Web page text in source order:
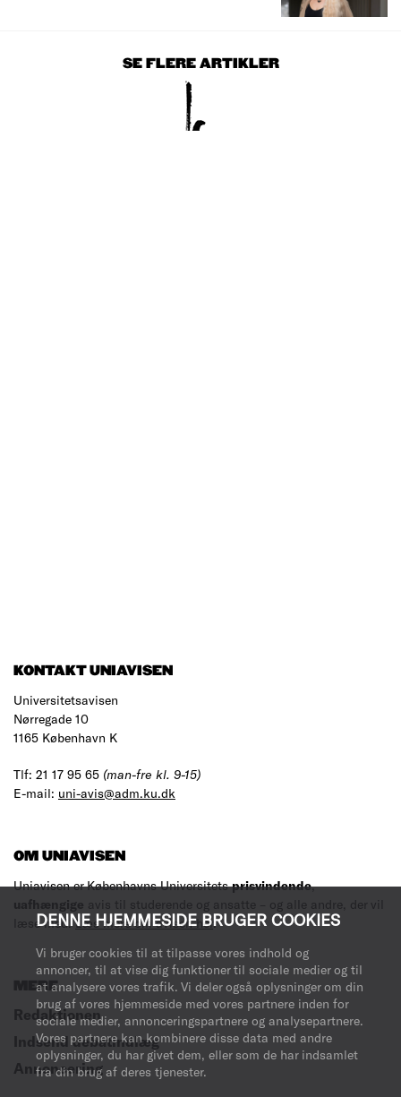
DENNE HJEMMESIDE BRUGER COOKIES
Vi bruger cookies til at tilpasse vores indhold og
annoncer, til at vise dig funktioner til sociale medier og til
at analysere vores trafik. Vi deler også oplysninger om din
brug af vores hjemmeside med vores partnere inden for
sociale medier, annonceringspartnere og analysepartnere.
Vores partnere kan kombinere disse data med andre
oplysninger, du har givet dem, eller som de har indsamlet
fra din brug af deres tjenester.
SE FLERE ARTIKLER
KONTAKT UNIAVISEN
Universitetsavisen
Nørregade 10
1165 København K
Tlf: 21 17 95 65 (man-fre kl. 9-15)
E-mail: uni-avis@adm.ku.dk
OM UNIAVISEN
Uniavisen er Københavns Universitetsprisvindende,
uafhængige avis til studerende og ansatte – og alle andre, der vil
læse med.Læs mere om avisen her.
MERE
Redaktionen
Indsend debatindlæg
Annoncering